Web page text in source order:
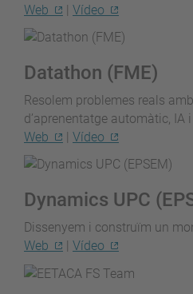
Web
| Vídeo
Datathon (FME)
Resolem problemes reals
d’aprenentatge automàtic, IA
Web
| Vídeo
Dynamics UPC
Dissenyem i construïm un
Web
Vídeo